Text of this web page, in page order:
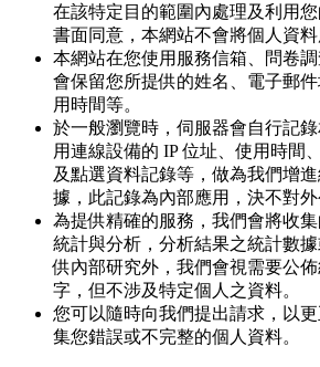
在該特定目的範圍內處理及利用
書面同意，本網站不會將個人資料
本網站在您使用服務信箱、問卷調
會保留您所提供的姓名、電子郵
用時間等。
於一般瀏覽時，伺服器會自行記
用連線設備的 IP 位址、使用時間
及點選資料記錄等，做為我們增
據，此記錄為內部應用，決不對外
為提供精確的服務，我們會將收
統計與分析，分析結果之統計數
供內部研究外，我們會視需要公
字，但不涉及特定個人之資料。
您可以隨時向我們提出請求，以
集您錯誤或不完整的個人資料。